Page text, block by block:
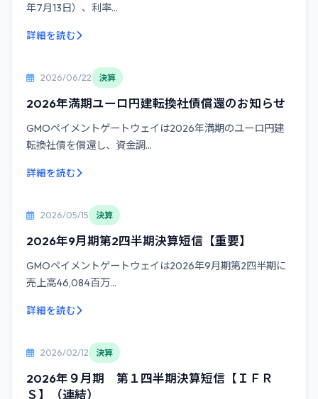
年7月13日）、利率...
詳細を読む
2026/06/22 決算
2026年満期ユーロ円建転換社債償還のお知らせ
GMOペイメントゲートウェイは2026年満期のユーロ円建
転換社債を償還し、資金調...
詳細を読む
2026/05/15 決算
2026年9月期第2四半期決算短信【重要】
GMOペイメントゲートウェイは2026年9月期第2四半期に
売上高46,084百万...
詳細を読む
2026/02/12 決算
2026年９月期 第１四半期決算短信【ＩＦＲ
Ｓ】（連結）